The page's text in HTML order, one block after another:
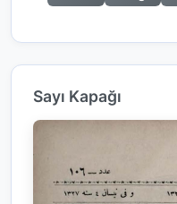
Sayı Kapağı